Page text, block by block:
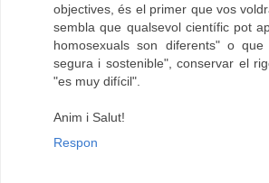
objectives, és el primer que vos
sembla que qualsevol científic pot
homosexuals son diferents" o que
segura i sostenible", conservar el
"es muy difícil".
Anim i Salut!
Respon